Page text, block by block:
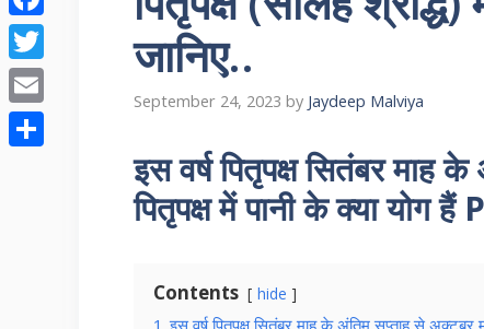
जानिए..
September 24, 2023 by Jaydeep Malviya
इस वर्ष पितृपक्ष सितंबर माह
पितृपक्ष में पानी के क्या
Contents hide
Facebook
Twitter
Email